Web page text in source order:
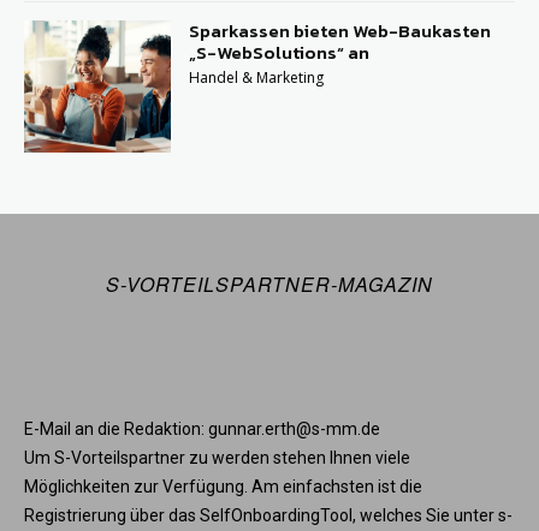
Sparkassen bieten Web-Baukasten
„S-WebSolutions“ an
Handel & Marketing
S-VORTEILSPARTNER-MAGAZIN
E-Mail an die Redaktion: gunnar.erth@s-mm.de
Um S-Vorteilspartner zu werden stehen Ihnen viele
Möglichkeiten zur Verfügung. Am einfachsten ist die
Registrierung über das SelfOnboardingTool, welches Sie unter s-